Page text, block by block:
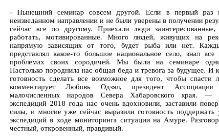
- Нынешний семинар совсем другой. Если в первый
неизведанном направлении и не были уверены в получении
сейчас все по другому. Приехали люди
работать, мотивированные. Много людей, живущих на
напрямую зависящих от того, будет рыба или нет.
представлял какое-то большое национальное село, знал
проблемах своих сородичей. Мы были на семинаре
Настолько породнила нас общая беда и тревога за будущее. И
готовность сделать все возможное для того, чтобы спасти
комментирует Любовь Одзял, президент Ассоциации
малочисленных народов Севера Хабаровского края. —
экспедиций 2018 года нас очень вдохновили, заставили
силы, и многие уже сейчас выразили готовность поддержать
экспедиций в ходе мониторинга ситуации на Амуре.
честный, откровенный, правдивый.